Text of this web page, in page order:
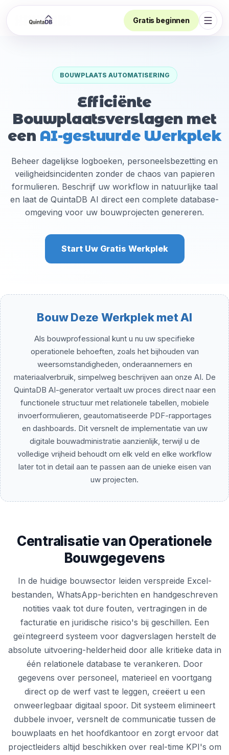
Gratis beginnen
BOUWPLAATS AUTOMATISERING
Efficiënte
Bouwplaatsverslagen met
een AI-gestuurde Werkplek
Beheer dagelijkse logboeken, personeelsbezetting en
veiligheidsincidenten zonder de chaos van papieren
formulieren. Beschrijf uw workflow in natuurlijke taal
en laat de QuintaDB AI direct een complete database-
omgeving voor uw bouwprojecten genereren.
Start Uw Gratis Werkplek
Bouw Deze Werkplek met AI
Als bouwprofessional kunt u nu uw specifieke
operationele behoeften, zoals het bijhouden van
weersomstandigheden, onderaannemers en
materiaalverbruik, simpelweg beschrijven aan onze AI. De
QuintaDB AI-generator vertaalt uw proces direct naar een
functionele structuur met relationele tabellen, mobiele
invoerformulieren, geautomatiseerde PDF-rapportages
en dashboards. Dit versnelt de implementatie van uw
digitale bouwadministratie aanzienlijk, terwijl u de
volledige vrijheid behoudt om elk veld en elke workflow
later tot in detail aan te passen aan de unieke eisen van
uw projecten.
Centralisatie van Operationele
Bouwgegevens
In de huidige bouwsector leiden verspreide Excel-
bestanden, WhatsApp-berichten en handgeschreven
notities vaak tot dure fouten, vertragingen in de
facturatie en juridische risico's bij geschillen. Een
geïntegreerd systeem voor dagverslagen herstelt de
absolute uitvoering-helderheid door alle kritieke data in
één relationele database te verankeren. Door
gegevens over personeel, materieel en voortgang
direct op de werf vast te leggen, creëert u een
onweerlegbaar digitaal spoor. Dit systeem elimineert
dubbele invoer, versnelt de communicatie tussen de
bouwplaats en het hoofdkantoor en zorgt ervoor dat
projectleiders altijd beschikken over real-time KPI's om